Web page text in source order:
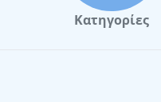
Κατηγορίες